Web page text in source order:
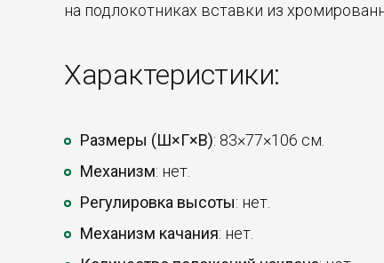
на подлокотниках вставки из
Характеристики:
Размеры (Ш×Г×В): 83×77×106 см.
Механизм: нет.
Регулировка высоты: нет.
Механизм качания: нет.